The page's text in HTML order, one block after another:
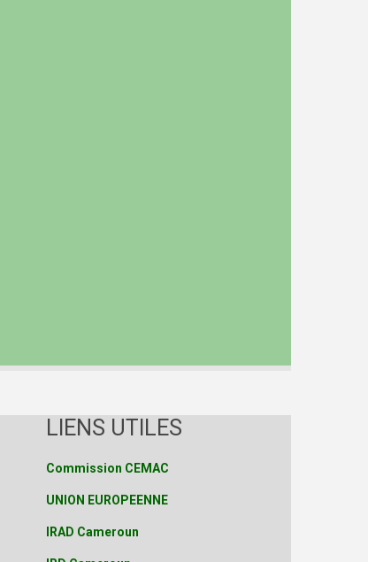
LIENS UTILES
Commission CEMAC
UNION EUROPEENNE
IRAD Cameroun